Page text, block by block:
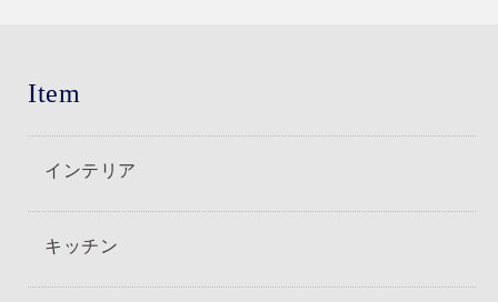
Item
インテリア
キッチン